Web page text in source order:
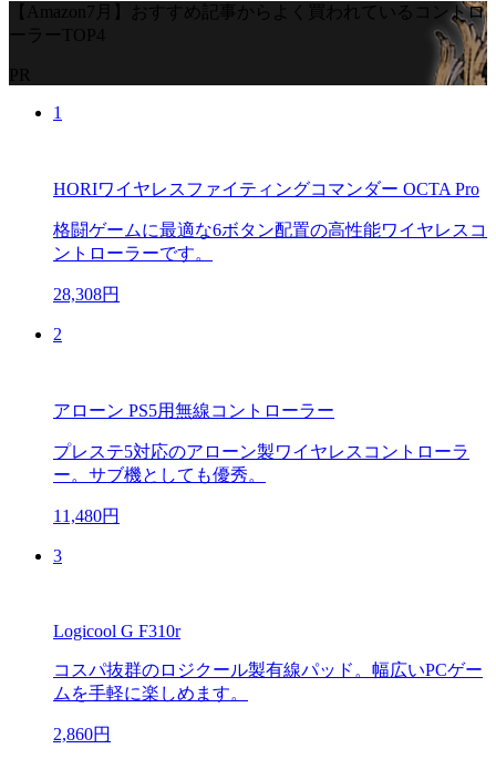
【Amazon7月】おすすめ記事からよく買われているコントロ
ーラーTOP4
PR
1
HORIワイヤレスファイティングコマンダー OCTA Pro
格闘ゲームに最適な6ボタン配置の高性能ワイヤレスコ
ントローラーです。
28,308円
2
アローン PS5用無線コントローラー
プレステ5対応のアローン製ワイヤレスコントローラ
ー。サブ機としても優秀。
11,480円
3
Logicool G F310r
コスパ抜群のロジクール製有線パッド。幅広いPCゲー
ムを手軽に楽しめます。
2,860円